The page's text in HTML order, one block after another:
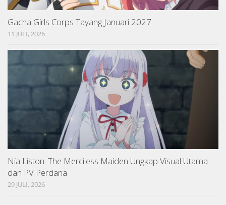
Gacha Girls Corps Tayang Januari 2027
11 JULI, 2026
Nia Liston: The Merciless Maiden Ungkap Visual Utama
dan PV Perdana
29 JULI, 2026